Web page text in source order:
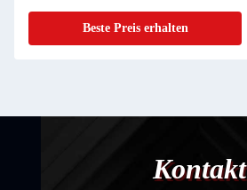
Beste Preis erhalten
Kontakt